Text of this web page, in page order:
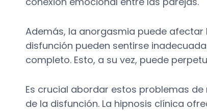
Además, la anorgasmia puede
disfunción pueden sentirse
completo. Esto, a su vez, puede
Es crucial abordar estos problemas
de la disfunción. La hipnosis clínica